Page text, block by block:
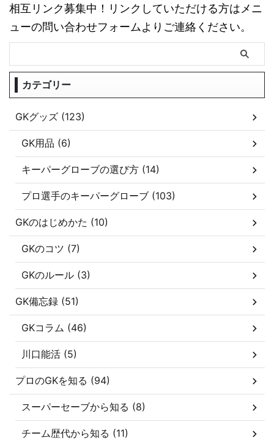
相互リンク募集中！リンクしていただける方はメニ
ューの問い合わせフォームよりご連絡ください。
カテゴリー
GKグッズ (123)
GK用品 (6)
キーパーグローブの選び方 (14)
プロ選手のキーパーグローブ (103)
GKのはじめかた (10)
GKのコツ (7)
GKのルール (3)
GK備忘録 (51)
GKコラム (46)
川口能活 (5)
プロのGKを知る (94)
スーパーセーブから知る (8)
チーム歴代から知る (11)